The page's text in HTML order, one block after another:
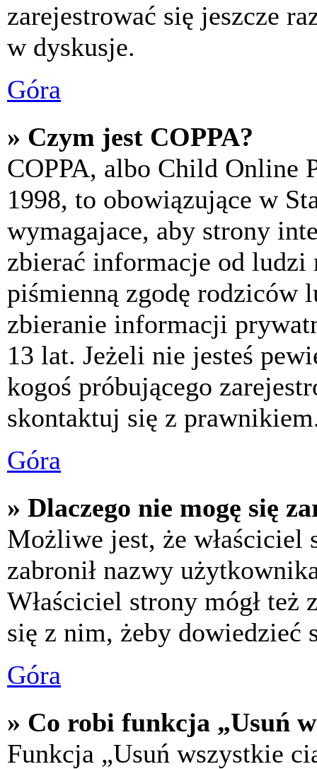
zarejestrować się jeszcze
w dyskusje.
Góra
» Czym jest COPPA?
COPPA, albo Child Online
1998, to obowiązujące w
wymagajace, aby strony
zbierać informacje od
piśmienną zgodę rodziców
zbieranie informacji
13 lat. Jeżeli nie jesteś
kogoś próbującego
skontaktuj się z
Góra
» Dlaczego nie mogę się
Możliwe jest, że właściciel
zabronił nazwy
Właściciel strony mógł
się z nim, żeby dowiedzieć
Góra
» Co robi funkcja „Usuń
Funkcja „Usuń wszystkie